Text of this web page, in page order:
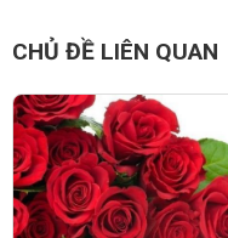
Accent 2018, 2019
cùng các thông số kỹ
thuật và giá bán mới
nhất